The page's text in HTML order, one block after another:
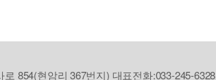
854(현암리 367번지) 대표전화:033-245-6328